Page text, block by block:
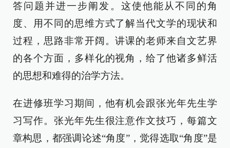
答问题并进一步阐发。这使他能从不同的角
度、用不同的思维方式了解当代文学的现状和
过程，思路非常开阔。讲课的老师来自文艺界
的各个方面，多样化的视角，给了他诸多鲜活
的思想和难得的治学方法。
在进修班学习期间，他有机会跟张光年先生学
习写作。张光年先生很注意作文技巧，每篇文
章构思，都强调论述“角度”，觉得选取“角度”是